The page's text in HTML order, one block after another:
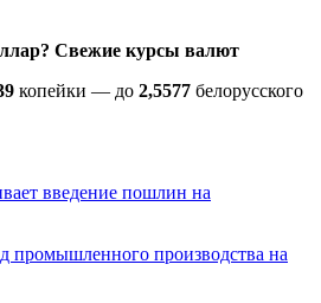
копейки — до 2,5577 белорусского
введение пошлин на
промышленного производства на